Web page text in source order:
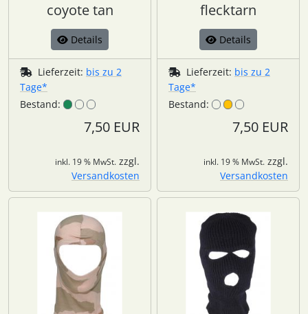
coyote tan
Details
Lieferzeit: bis zu 2
Tage*
Bestand:
7,50 EUR
inkl. 19 % MwSt. zzgl.
Versandkosten
flecktarn
Details
Lieferzeit: bis zu 2
Tage*
Bestand:
7,50 EUR
inkl. 19 % MwSt. zzgl.
Versandkosten